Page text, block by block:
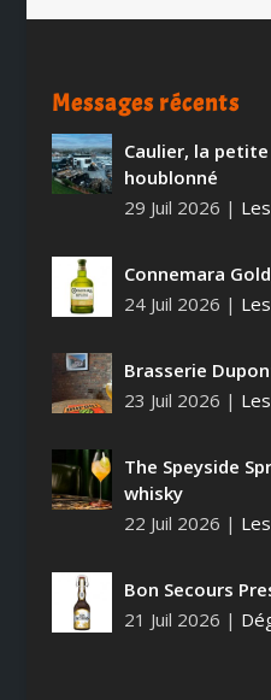
Messages récents
Caulier, la
houblonné
29 Juil 2026 |
Connemara
24 Juil 2026 |
Brasserie
23 Juil 2026 |
The Speyside
whisky
22 Juil 2026 |
Bon Secours
21 Juil 2026 |